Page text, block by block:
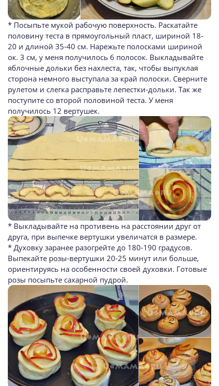
* Посыпьте мукой рабочую поверхность. Раскатайте
половину теста в прямоугольный пласт, шириной 18-
20 и длиной 35-40 см. Нарежьте полосками шириной
ок. 3 см, у меня получилось 6 полосок. Выкладывайте
яблочные дольки без нахлеста, так, чтобы выпуклая
сторона немного выступала за край полоски. Сверните
рулетом и слегка расправьте лепестки-дольки. Так же
поступите со второй половиной теста. У меня
получилось 12 вертушек.
* Выкладывайте на противень на расстоянии друг от
друга, при выпечке вертушки увеличатся в размере.
* Духовку заранее разогрейте до 180-190 градусов.
Выпекайте розы-вертушки 20-25 минут или больше,
ориентируясь на особенности своей духовки. Готовые
розы посыпьте сахарной пудрой.